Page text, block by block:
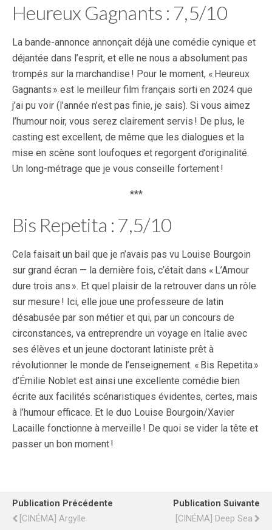
Heureux Gagnants : 7,5/10
La bande-annonce annonçait déjà une comédie cynique et
déjantée dans l’esprit, et elle ne nous a absolument pas
trompés sur la marchandise ! Pour le moment, « Heureux
Gagnants » est le meilleur film français sorti en 2024 que
j’ai pu voir (l’année n’est pas finie, je sais). Si vous aimez
l’humour noir, vous serez clairement servis ! De plus, le
casting est excellent, de même que les dialogues et la
mise en scène sont loufoques et regorgent d’originalité.
Un long-métrage que je vous conseille fortement !
***
Bis Repetita : 7,5/10
Cela faisait un bail que je n’avais pas vu Louise Bourgoin
sur grand écran — la dernière fois, c’était dans « L’Amour
dure trois ans ». Et quel plaisir de la retrouver dans un rôle
sur mesure ! Ici, elle joue une professeure de latin
désabusée par son métier et qui, par un concours de
circonstances, va entreprendre un voyage en Italie avec
ses élèves et un jeune doctorant latiniste prêt à
révolutionner le monde de l’enseignement. « Bis Repetita »
d’Émilie Noblet est ainsi une excellente comédie bien
écrite aux facilités scénaristiques évidentes, certes, mais
à l’humour efficace. Et le duo Louise Bourgoin/Xavier
Lacaille fonctionne à merveille ! De quoi se vider la tête et
passer un bon moment !
Publication Précédente
[CINÉMA] Argylle
Publication Suivante
[CINÉMA] Deep Sea